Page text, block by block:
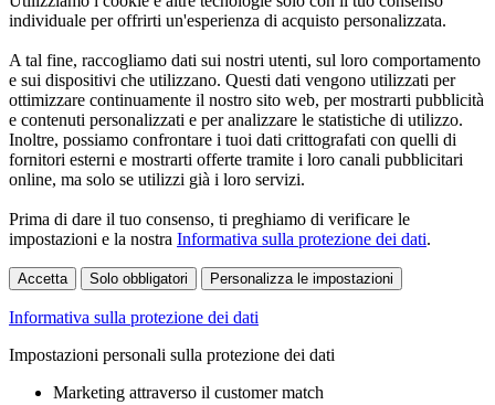
individuale per offrirti un'esperienza di acquisto personalizzata.
A tal fine, raccogliamo dati sui nostri utenti, sul loro comportamento
e sui dispositivi che utilizzano. Questi dati vengono utilizzati per
ottimizzare continuamente il nostro sito web, per mostrarti pubblicità
e contenuti personalizzati e per analizzare le statistiche di utilizzo.
Inoltre, possiamo confrontare i tuoi dati crittografati con quelli di
fornitori esterni e mostrarti offerte tramite i loro canali pubblicitari
online, ma solo se utilizzi già i loro servizi.
Prima di dare il tuo consenso, ti preghiamo di verificare le
impostazioni e la nostra Informativa sulla protezione dei dati.
Accetta Solo obbligatori Personalizza le impostazioni
Informativa sulla protezione dei dati
Impostazioni personali sulla protezione dei dati
Marketing attraverso il customer match